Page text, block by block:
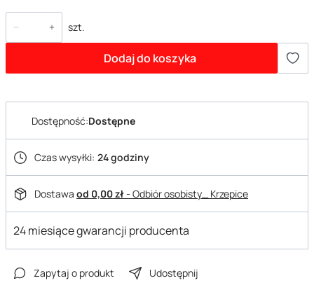
szt.
Dodaj do koszyka
Dostępność:Dostępne
Czas wysyłki: 24 godziny
Dostawa od 0,00 zł- Odbiór osobisty_ Krzepice
24 miesiące gwarancji producenta
Zapytaj o produkt Udostępnij